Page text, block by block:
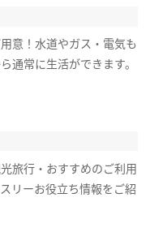
意！水道やガス・電気も
通常に生活ができます。
旅行・おすすめのご利用
リーお役立ち情報をご紹